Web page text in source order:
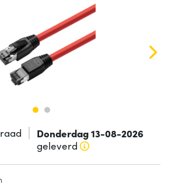
Donderdag 13-08-2026
geleverd